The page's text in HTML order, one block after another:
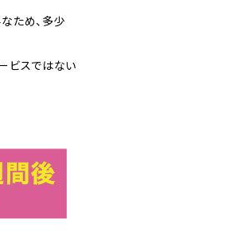
ため、多少
ビスではない